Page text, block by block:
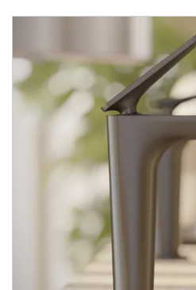
Змішувач Axor Citterio C
125 CoolStart для
AXOR
Колекція:
CITTERIO C
Під замовлення